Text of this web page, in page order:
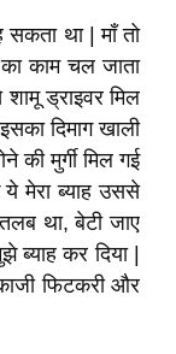
सकता था | माँ तो
काम चल जाता
ड्राइवर मिल
दिमाग खाली
की मुर्गी मिल गई
मेरा ब्याह उससे
था, बेटी जाए
कर दिया |
फिटकरी और